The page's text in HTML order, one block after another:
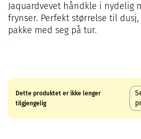
Jaquardvevet håndkle i nydelig
frynser. Perfekt størrelse til
pakke med seg på tur.
Dette produktet er ikke lenger
tilgjengelig